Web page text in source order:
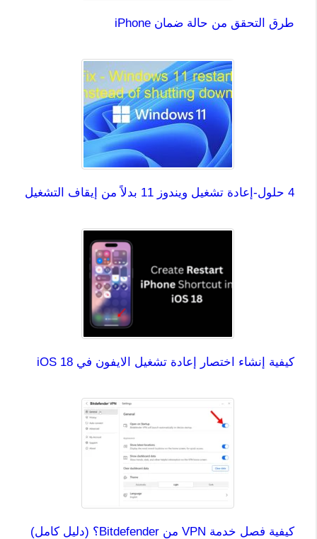
طرق التحقق من حالة ضمان iPhone
4 حلول-إعادة تشغيل ويندوز 11 بدلاً من إيقاف التشغيل
كيفية إنشاء اختصار إعادة تشغيل الايفون في iOS 18
كيفية فصل خدمة VPN من Bitdefender؟ (دليل كامل)